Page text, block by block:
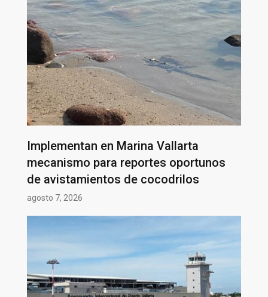
Implementan en Marina Vallarta
mecanismo para reportes oportunos
de avistamientos de cocodrilos
agosto 7, 2026